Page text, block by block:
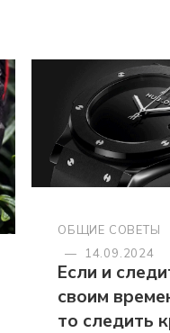
ОБЩИЕ СОВЕТЫ
—
14.09.2024
Если и
своим
то следить